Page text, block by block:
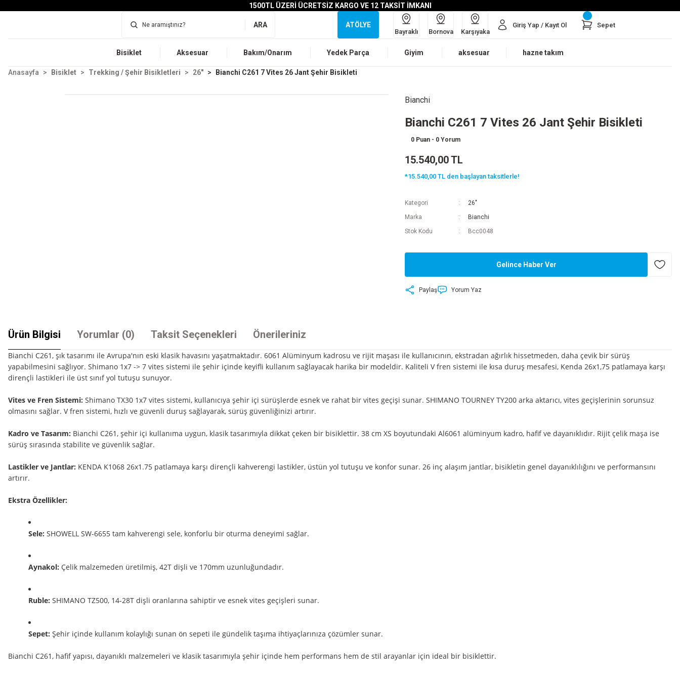
1500TL ÜZERİ ÜCRETSİZ KARGO VE 12 TAKSİT İMKANI
ARA ATÖLYE
Bayraklı Bornova Karşıyaka
Giriş Yap / Kayıt Ol Sepet
Bisiklet Aksesuar Bakım/Onarım Yedek Parça Giyim aksesuar hazne takım
Anasayfa Bisiklet Trekking / Şehir Bisikletleri 26" Bianchi C261 7 Vites 26 Jant Şehir Bisikleti
Bianchi
Bianchi C261 7 Vites 26 Jant Şehir Bisikleti
0 Puan - 0 Yorum
15.540,00 TL
*15.540,00 TL den başlayan taksitlerle!
Kategori
26"
Marka
Bianchi
Stok Kodu
Bcc0048
Gelince Haber Ver
Paylaş Yorum Yaz
Ürün Bilgisi Yorumlar (0) Taksit Seçenekleri Önerileriniz
Bianchi C261, şık tasarımı ile Avrupa'nın eski klasik havasını yaşatmaktadır. 6061 Alüminyum kadrosu ve rijit maşası ile kullanıcının, ekstradan ağırlık hissetmeden, daha çevik bir sürüş
yapabilmesini sağlıyor. Shimano 1x7 -> 7 vites sistemi ile şehir içinde keyifli kullanım sağlayacak harika bir modeldir. Kaliteli V fren sistemi ile kısa duruş mesafesi, Kenda 26x1,75 patlamaya karşı
dirençli lastikleri ile üst sınıf yol tutuşu sunuyor.
Vites ve Fren Sistemi: Shimano TX30 1x7 vites sistemi, kullanıcıya şehir içi sürüşlerde esnek ve rahat bir vites geçişi sunar. SHIMANO TOURNEY TY200 arka aktarıcı, vites geçişlerinin sorunsuz
olmasını sağlar. V fren sistemi, hızlı ve güvenli duruş sağlayarak, sürüş güvenliğinizi artırır.
Kadro ve Tasarım: Bianchi C261, şehir içi kullanıma uygun, klasik tasarımıyla dikkat çeken bir bisiklettir. 38 cm XS boyutundaki Al6061 alüminyum kadro, hafif ve dayanıklıdır. Rijit çelik maşa ise
sürüş sırasında stabilite ve güvenlik sağlar.
Lastikler ve Jantlar: KENDA K1068 26x1.75 patlamaya karşı dirençli kahverengi lastikler, üstün yol tutuşu ve konfor sunar. 26 inç alaşım jantlar, bisikletin genel dayanıklılığını ve performansını
artırır.
Ekstra Özellikler:
Sele: SHOWELL SW-6655 tam kahverengi sele, konforlu bir oturma deneyimi sağlar.
Aynakol: Çelik malzemeden üretilmiş, 42T dişli ve 170mm uzunluğundadır.
Ruble: SHIMANO TZ500, 14-28T dişli oranlarına sahiptir ve esnek vites geçişleri sunar.
Sepet: Şehir içinde kullanım kolaylığı sunan ön sepeti ile gündelik taşıma ihtiyaçlarınıza çözümler sunar.
Bianchi C261, hafif yapısı, dayanıklı malzemeleri ve klasik tasarımıyla şehir içinde hem performans hem de stil arayanlar için ideal bir bisiklettir.